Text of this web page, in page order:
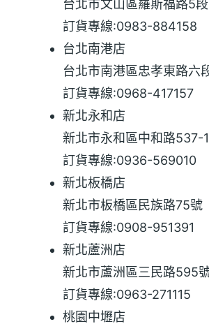
台北市文山區羅斯福路5
訂貨專線:0983-884158
台北南港店
台北市南港區忠孝東路六
訂貨專線:0968-417157
新北永和店
新北市永和區中和路537-
訂貨專線:0936-569010
新北板橋店
新北市板橋區民族路75號
訂貨專線:0908-951391
新北蘆洲店
新北市蘆洲區三民路595
訂貨專線:0963-271115
桃園中壢店